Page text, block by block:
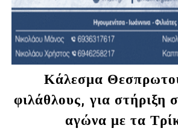
Κάλεσμα
φιλάθλους, για στήριξη
αγώνα με τα